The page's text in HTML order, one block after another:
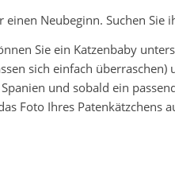
Neubeginn. Suchen Sie
Sie ein Katzenbaby
sich einfach
und sobald ein
Foto Ihres Patenkätzchens